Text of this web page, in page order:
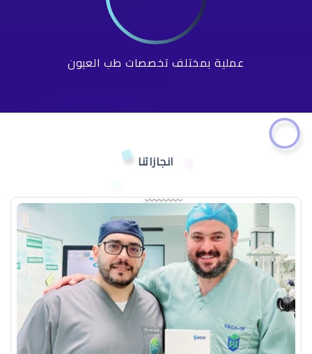
عملية بمختلف تخصصات طب العيون
انجازاتنا